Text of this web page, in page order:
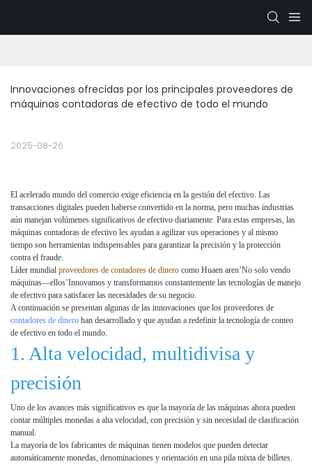
Innovaciones ofrecidas por los principales proveedores de
máquinas contadoras de efectivo de todo el mundo
2025-08-26
El acelerado mundo del comercio exige eficiencia en la gestión del efectivo. Las
transacciones digitales pueden haberse convertido en la norma, pero muchas industrias
aún manejan volúmenes significativos de efectivo diariamente. Para estas empresas, las
máquinas contadoras de efectivo les ayudan a agilizar sus operaciones y al mismo
tiempo son herramientas indispensables para garantizar la precisión y la protección
contra el fraude.
Líder mundial proveedores de contadores de dinero como Huaen aren’No solo vendo
máquinas—ellos’Innovamos y transformamos constantemente las tecnologías de manejo
de efectivo para satisfacer las necesidades de su negocio.
A continuación se presentan algunas de las innovaciones que los proveedores de
contadores de dinero han desarrollado y que ayudan a redefinir la tecnología de conteo
de efectivo en todo el mundo.
1. Alta velocidad, multidivisa y
precisión
Uno de los avances más significativos es que la mayoría de las máquinas ahora pueden
contar múltiples monedas a alta velocidad, con precisión y sin necesidad de clasificación
manual.
La mayoría de los fabricantes de máquinas tienen modelos que pueden detectar
automáticamente monedas, denominaciones y orientación en una pila mixta de billetes.